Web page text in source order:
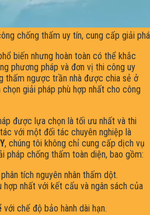
chống thấm uy tín, cung cấp giải
biến nhưng hoàn toàn có thể khắc
phương pháp và đơn vị thi công uy
thấm ngược trần nhà được chia sẻ ở
giải pháp phù hợp nhất cho công
được lựa chọn là tối ưu nhất và thi
với một đối tác chuyên nghiệp là
, chúng tôi không chỉ cung cấp dịch vụ
pháp chống thấm toàn diện, bao gồm:
tích nguyên nhân thấm dột.
hợp nhất với kết cấu và ngân sách của
với chế độ bảo hành dài hạn.